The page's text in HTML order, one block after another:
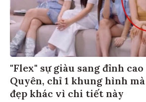
"Flex" sự giàu sang đỉnh cao
Quyên, chỉ 1 khung hình
đẹp khác vì chi tiết này